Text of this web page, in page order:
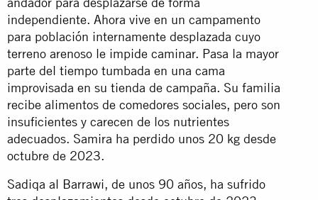
independiente. Ahora vive en un campamento
para población internamente desplazada cuyo
terreno arenoso le impide caminar. Pasa la mayor
parte del tiempo tumbada en una cama
improvisada en su tienda de campaña. Su familia
recibe alimentos de comedores sociales, pero son
insuficientes y carecen de los nutrientes
adecuados. Samira ha perdido unos 20 kg desde
octubre de 2023.
Sadiqa al Barrawi, de unos 90 años, ha sufrido